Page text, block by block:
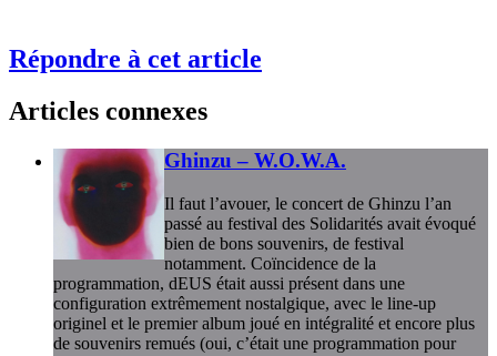
Répondre à cet article
Articles connexes
Ghinzu – W.O.W.A.
Il faut l’avouer, le concert de Ghinzu l’an
passé au festival des Solidarités avait évoqué
bien de bons souvenirs, de festival
notamment. Coïncidence de la
programmation, dEUS était aussi présent dans une
configuration extrêmement nostalgique, avec le line-up
originel et le premier album joué en intégralité et encore plus
de souvenirs remués (oui, c’était une programmation pour